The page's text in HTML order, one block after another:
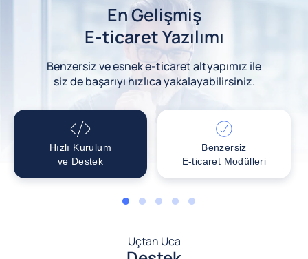
En Gelişmiş
E-ticaret Yazılımı
Benzersiz ve esnek e-ticaret altyapımız ile
siz de başarıyı hızlıca yakalayabilirsiniz.
Hızlı Kurulum
ve Destek
Benzersiz
E-ticaret Modülleri
1 2 3 4 5
Uçtan Uca